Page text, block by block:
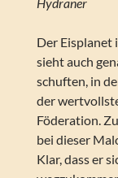
Der Eisplanet
sieht auch
schuften, in
der
Föderation.
bei dieser
Klar, dass er